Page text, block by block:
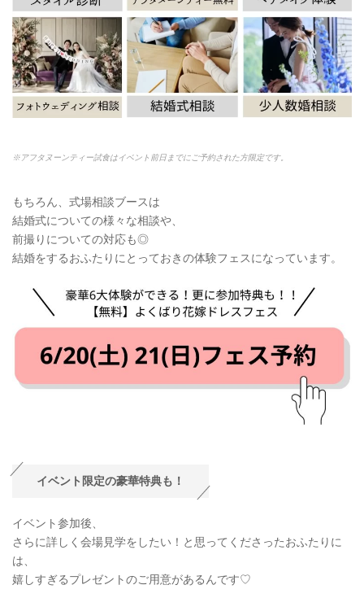
※アフタヌーンティー試食はイベント前日までにご予約された方限定です。
もちろん、式場相談ブースは
結婚式についての様々な相談や、
前撮りについての対応も◎
結婚をするおふたりにとっておきの体験フェスになっています。
イベント限定の豪華特典も！
イベント参加後、
さらに詳しく会場見学をしたい！と思ってくださったおふたりに
は、
嬉しすぎるプレゼントのご用意があるんです♡